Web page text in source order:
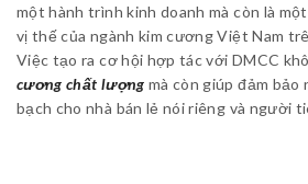
một hành trình kinh doanh mà còn là
vị thế của ngành kim cương Việt Nam
Việc tạo ra cơ hội hợp tác với DMCC
cương chất lượng mà còn giúp đảm bảo
bạch cho nhà bán lẻ nói riêng và người